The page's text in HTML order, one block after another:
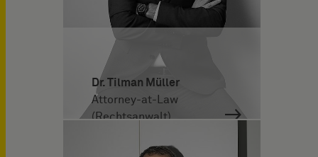
Dr. Tilman Müller
Attorney-at-Law
(Rechtsanwalt)